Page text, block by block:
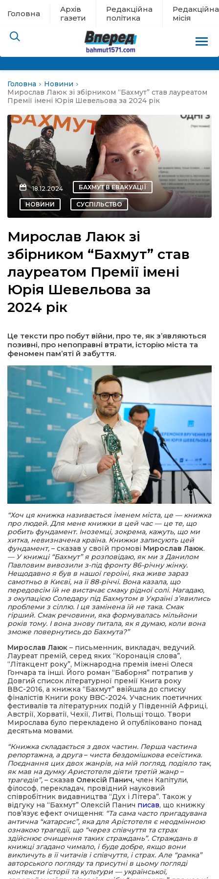
Головна
Архів
газети
Редакційна
політика
Редакційна
місія
евакуації
новини
місія
Головна
Новини
Мирослав Лаюк зі збірником “Бахмут” став лауреатом
Премії імені Юрія Шевельова за 2024 рік
18.12.2024 БАХМУТ В ЕВАКУАЦІЇ
НОВИНИ СУСПІЛЬСТВО
Мирослав Лаюк зі
збірником “Бахмут” став
лауреатом Премії імені
Юрія Шевельова за
2024 рік
Це тексти про побут війни, про те, як з’являються
позивні, про непоправні втрати, історію міста та
феномен пам’яті й забуття.
“Хоч ця книжка називається іменем міста, це — книжка
про людей. Для мене книжки в цей час — це те, що
робить фундамент. Іноземці, зокрема, кажуть, що ми
хитка, невизначена країна. Книжки записують цей
фундамент, – сказав у своїй промові Мирослав Лаюк.
—​​ У книжці “Бахмут” я розповідаю, як ми з Данилом
Павловим вивозили з-під фронту 86-річну жінку.
Нещодавно я був в нашої героїні, яка живе зараз
самотньо в Києві, на її 88-річчі. Вона казала, що
передовсім їй не вистачає смаку рідної солі. Нагадаю,
з окупацією Соледару під Бахмутом в Україні з’явились
проблеми з сіллю. І ця замінена їй не така. Смак
гірший. Смак речовини, яка формувалась мільйони
років тому. І вона знову питала, як я думаю, коли вона
зможе повернутись до Бахмута?”
Мирослав Лаюк – письменник, викладач, ведучий.
Лауреат премій, серед яких “Коронація слова”,
“Літакцент року”, Міжнародна премія імені Олеся
Гончара та інші. Його роман “Баборня” потрапив у
Довгий список літературної премії Книга року
ВВС-2016, а книжка “Бахмут” ввійшла до списку
фіналістів Книги року BBC-2024. Учасник поетичних
фестивалів та літературних подій у Південній Африці,
Австрії, Хорватії, Чехії, Литві, Польщі тощо. Твори
Мирослава було перекладено й опубліковано понад
десятьма мовами.
“Книжка складається з двох частин. Перша частина
репортажна, а друга– чиста бездомішкова есеїстика.
Поєднання цих двох жанрів, на мій погляд, подіяло так,
як мав на думку Аристотеля діяти третій жанр –
трагедія”, – сказав Олексій Панич, член Капітули,
філософ, перекладач, провідний науковий
співробітник видавництва “Дух і Літера”. Також у
відгуку на “Бахмут” Олексій Панич писав, що книжку
пов’язує ефект очищення: “Та сама часто пригадувана
антична “катарсис”, яка для Арістотеля є неодмінною
ознакою трагедії, що “через співчуття та страх
здійснює очищення таких страждань”. Страждань в
книжці згадано чимало, і буде добре, якщо вони
викличуть в її читачів і співчуття, і страх. Але “рамка”
авторського погляду та присутні в цьому погляді
контексти історії та культури — української,